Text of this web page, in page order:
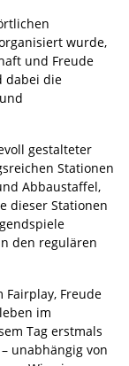
wurde,
und Freude
dabei die
gestalteter
Stationen
Abbaustaffel,
dieser Stationen
den regulären
Freude
im
Tag erstmals
unabhängig von